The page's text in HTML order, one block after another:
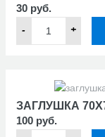
30 руб.
- +
ЗАГЛУШКА
100 руб.